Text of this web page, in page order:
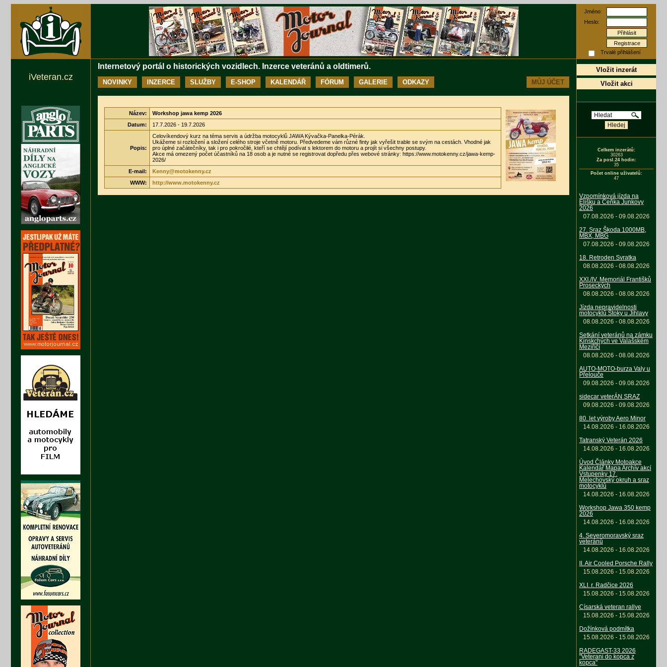
Internetový portál o historických vozidlech. Inzerce veteránů a oldtimerů.
NOVINKY INZERCE SLUŽBY E-SHOP KALENDÁŘ FÓRUM GALERIE ODKAZY MŮJ ÚČET
Název:
Workshop jawa kemp 2026
Datum:
17.7.2026 - 19.7.2026
Popis:
Celovíkendový kurz na téma servis a údržba motocyklů JAWA Kývačka-Panelka-Pérák.
Ukážeme si rozložení a složení celého stroje včetně motoru. Předvedeme vám různé finty jak vyřešit trable se svým na cestách. Vhodné jak
pro úplné začátečníky, tak i pro pokročilé, kteří se chtějí podívat s lektorem do motoru a projít si všechny postupy.
Akce má omezený počet účastníků na 18 osob a je nutné se registrovat dopředu přes webové stránky: https://www.motokenny.cz/jawa-kemp-
2026/
E-mail:
Kenny@motokenny.cz
WWW:
http://www.motokenny.cz
Jméno:
Heslo:
Registrace
Trvalé přihlášení
Vložit inzerát
Vložit akci
Celkem inzerátů:
30263
Za posl.24 hodin:
35
Počet online uživatelů:
47
Vzpomínková jízda na
Elišku a Čeňka Junkovy
2026
07.08.2026 - 09.08.2026
27. Sraz Škoda 1000MB,
MBX, MBG
07.08.2026 - 09.08.2026
18. Retroden Svratka
08.08.2026 - 08.08.2026
XXI./IV. Memoriál Františků
Proseckých
08.08.2026 - 08.08.2026
Jízda nepravidelnosti
motocyklů Štoky u Jihlavy
08.08.2026 - 08.08.2026
Setkání veteránů na zámku
Kinskchých ve Valašském
Meziříčí
08.08.2026 - 08.08.2026
AUTO-MOTO-burza Valy u
Přelouče
09.08.2026 - 09.08.2026
sidecar veterÁN SRAZ
09.08.2026 - 09.08.2026
80. let výroby Aero Minor
14.08.2026 - 16.08.2026
Tatranský Veterán 2026
14.08.2026 - 16.08.2026
Úvod Články Motoakce
Kalendář Mapa Archív akcí
Vstupenky 17.
Melechovský okruh a sraz
motocyklů
14.08.2026 - 16.08.2026
Workshop Jawa 350 kemp
2026
14.08.2026 - 16.08.2026
4. Severomoravský sraz
veteránů
14.08.2026 - 16.08.2026
II. Air Cooled Porsche Rally
15.08.2026 - 15.08.2026
XLI. r. Radčice 2026
15.08.2026 - 15.08.2026
Císarská veteran rallye
15.08.2026 - 15.08.2026
Dožínková podmítka
15.08.2026 - 15.08.2026
RADEGAST-33 2026
"Veterani do kopca z
kopca"
iVeteran.cz